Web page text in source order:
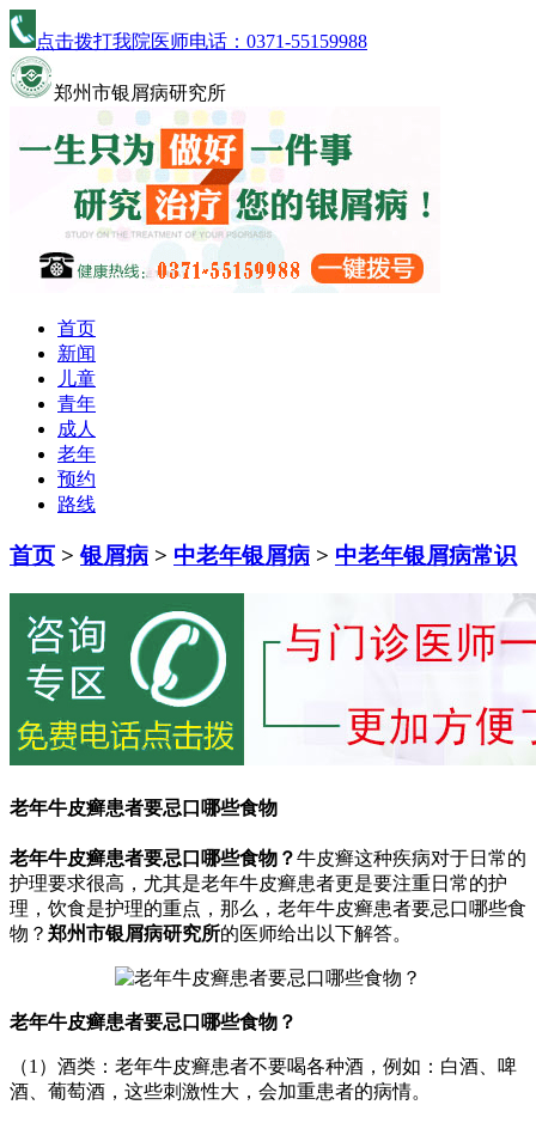
点击拨打我院医师电话： 0371-55159988
郑州市银屑病研究所
首页
新闻
儿童
青年
成人
老年
预约
路线
首页 >银屑病 > 中老年银屑病 > 中老年银屑病常识
老年牛皮癣患者要忌口哪些食物
老年牛皮癣患者要忌口哪些食物？牛皮癣这种疾病对于日常的
护理要求很高，尤其是老年牛皮癣患者更是要注重日常的护
理，饮食是护理的重点，那么，老年牛皮癣患者要忌口哪些食
物？ 郑州市银屑病研究所的医师给出以下解答。
老年牛皮癣患者要忌口哪些食物？
（1）酒类：老年牛皮癣患者不要喝各种酒，例如：白酒、啤
酒、葡萄酒，这些刺激性大，会加重患者的病情。